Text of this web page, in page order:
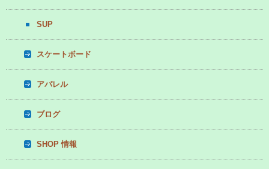
SUP
スケートボード
アパレル
ブログ
SHOP 情報